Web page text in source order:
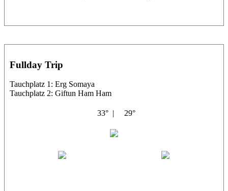
Fullday Trip
Tauchplatz 1: Erg Somaya
Tauchplatz 2: Giftun Ham Ham
33° | 29°